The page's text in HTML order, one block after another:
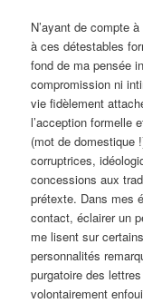
N’ayant de compte
à ces détestables
fond de ma pensée
compromission ni
vie fidèlement
l’acception formelle
(mot de domestique
corruptrices,
concessions aux
prétexte. Dans mes
contact, éclairer un
me lisent sur
personnalités
purgatoire des
volontairement